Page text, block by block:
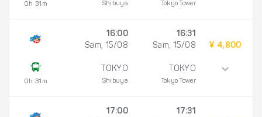
0h 31m Shibuya Tokyo Tower
0h 31m
16:00
Sam, 15/08
TOKYO
Shibuya
16:31
Sam, 15/08
TOKYO
Tokyo Tower
¥ 4,800
17:00
17:31